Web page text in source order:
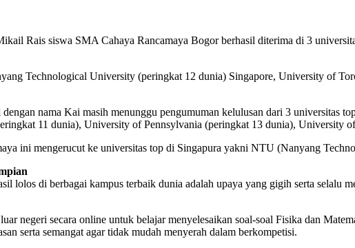
Rais siswa SMA Cahaya Rancamaya Bogor berhasil diterima di 3
Technological University (peringkat 12 dunia) Singapore, University of
nama Kai masih menunggu pengumuman kelulusan dari 3 universitas
11 dunia), University of Pennsylvania (peringkat 13 dunia), University
ini mengerucut ke universitas top di Singapura yakni NTU (Nanyang
lolos di berbagai kampus terbaik dunia adalah upaya yang gigih serta selalu
negeri secara online untuk belajar menyelesaikan soal-soal Fisika dan
serta semangat agar tidak mudah menyerah dalam berkompetisi.